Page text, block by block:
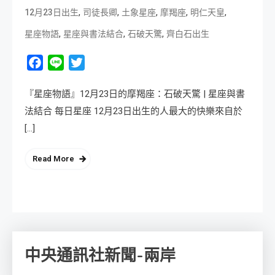
12月23日出生, 司徒長卿, 土象星座, 摩羯座, 明仁天皇,
星座物語, 星座與書法結合, 石破天驚, 齊白石出生
Facebook
Line
『星座物語』12月23日的摩羯座：石破天驚 | 星座與書
法結合 每日星座 12月23日出生的人最大的快樂來自於
[…]
Read More
中央通訊社新聞-兩岸